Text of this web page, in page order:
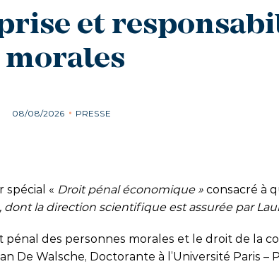
et
morales
08/08/2026 PRESSE
spécial « Droit pénal économique » consacré à
la direction scientifique est assurée par
des personnes morales et le droit de la
De Walsche, Doctorante à l’Université Paris –